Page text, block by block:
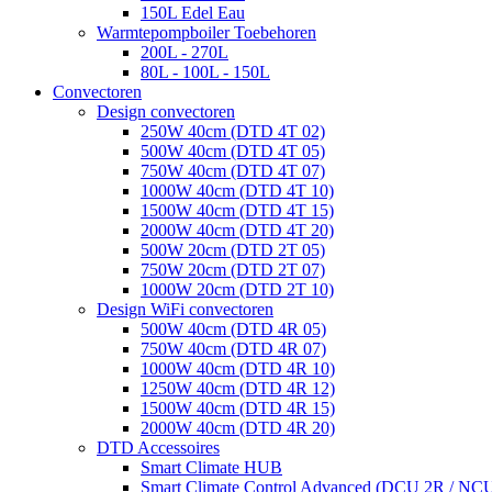
150L Edel Eau
Warmtepompboiler Toebehoren
200L - 270L
80L - 100L - 150L
Convectoren
Design convectoren
250W 40cm (DTD 4T 02)
500W 40cm (DTD 4T 05)
750W 40cm (DTD 4T 07)
1000W 40cm (DTD 4T 10)
1500W 40cm (DTD 4T 15)
2000W 40cm (DTD 4T 20)
500W 20cm (DTD 2T 05)
750W 20cm (DTD 2T 07)
1000W 20cm (DTD 2T 10)
Design WiFi convectoren
500W 40cm (DTD 4R 05)
750W 40cm (DTD 4R 07)
1000W 40cm (DTD 4R 10)
1250W 40cm (DTD 4R 12)
1500W 40cm (DTD 4R 15)
2000W 40cm (DTD 4R 20)
DTD Accessoires
Smart Climate HUB
Smart Climate Control Advanced (DCU 2R /